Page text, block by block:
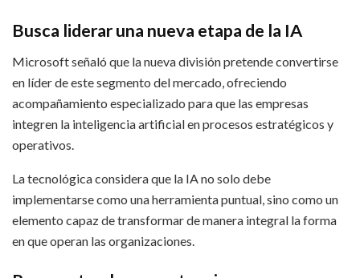
Busca liderar una nueva etapa de la IA
Microsoft señaló que la nueva división pretende convertirse
en líder de este segmento del mercado, ofreciendo
acompañamiento especializado para que las empresas
integren la inteligencia artificial en procesos estratégicos y
operativos.
La tecnológica considera que la IA no solo debe
implementarse como una herramienta puntual, sino como un
elemento capaz de transformar de manera integral la forma
en que operan las organizaciones.